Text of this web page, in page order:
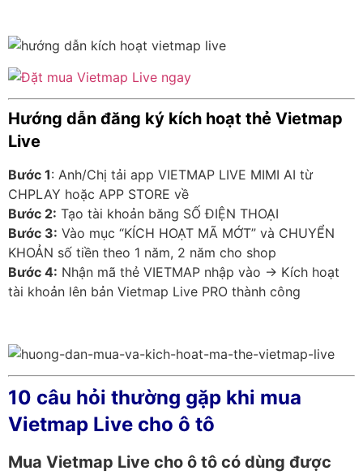
Hướng dẫn đăng ký kích hoạt thẻ Vietmap
Live
Bước 1: Anh/Chị tải app VIETMAP LIVE MIMI AI từ
CHPLAY hoặc APP STORE về
Bước 2: Tạo tài khoản băng SỐ ĐIỆN THOẠI
Bước 3: Vào mục “KÍCH HOẠT MÃ MỚT” và CHUYỂN
KHOẢN số tiền theo 1 năm, 2 năm cho shop
Bước 4: Nhận mã thẻ VIETMAP nhập vào → Kích hoạt
tài khoản lên bản Vietmap Live PRO thành công
10 câu hỏi thường gặp khi mua
Vietmap Live cho ô tô
Mua Vietmap Live cho ô tô có dùng được